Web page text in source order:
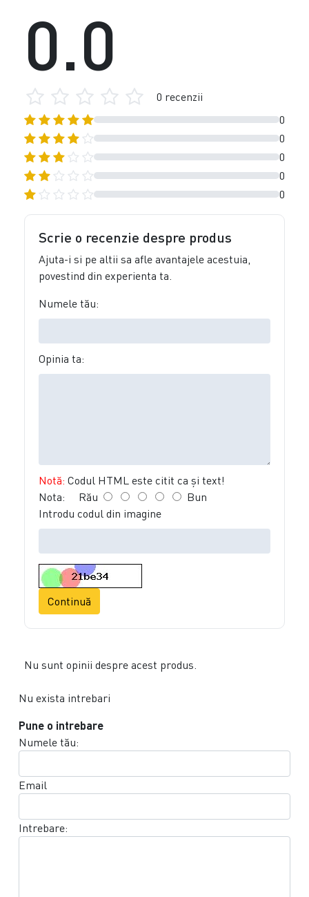
0
0
0
0
0
0.0
0 recenzii
Scrie o recenzie despre produs
Ajuta-i si pe altii sa afle avantajele acestuia,
povestind din experienta ta.
Numele tău:
Opinia ta:
Notă: Codul HTML este citit ca şi text!
Nota: Rău
Bun
Introdu codul din imagine
Continuă
Nu sunt opinii despre acest produs.
Nu exista intrebari
Pune o intrebare
Numele tău:
Email
Intrebare: